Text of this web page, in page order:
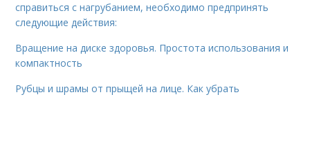
справиться с нагрубанием, необходимо предпринять
следующие действия:
Вращение на диске здоровья. Простота использования и
компактность
Рубцы и шрамы от прыщей на лице. Как убрать